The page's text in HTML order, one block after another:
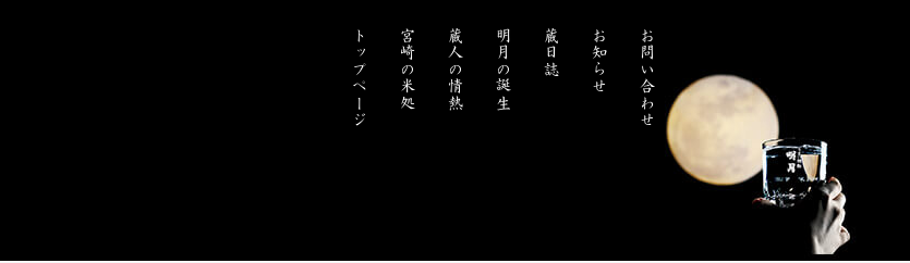
トップページ 宮崎の米処 蔵人の情熱 明月の誕生 蔵日誌 お知らせ お問い合わせ